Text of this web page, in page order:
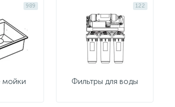
989
мойки
122
Фильтры для воды